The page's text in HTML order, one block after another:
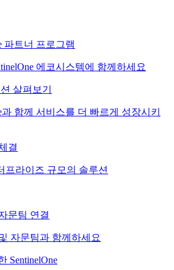
파트너 프로그램
에코시스템에 함께하세요
살펴보기
과 함께 서비스를 더 빠르게 성장시키
결
프라이즈 규모의 솔루션
문팀 연결
자문팀과 함께하세요
SentinelOne